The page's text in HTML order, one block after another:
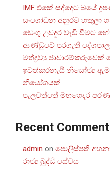
IMF එකේ සද්දෙට බයේ
සංශෝධන අනුරම හකුලා
ඩෙංගු උවදුර වැඩි වීමට
ආණ්ඩුවේ පරගැති
මත්ද්‍රව්‍ය
ඉවත්කරනැයි නියෝජ්‍ය
නියෝගයක්.
පැලවත්තේ මහගෙදර
Recent
admin on පොලිස්පති
රාජ්‍ය බුද්ධි සේවය